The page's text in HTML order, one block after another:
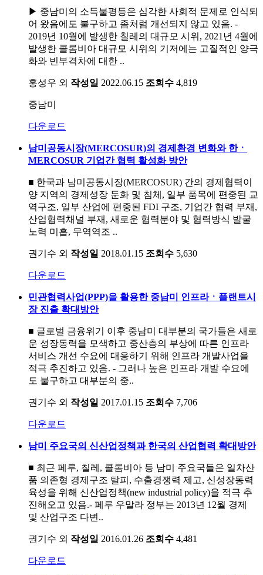
▶ 중남미의 소득불평등은 심각한 사회적 문제로 인식되
어 왔음에도 불구하고 좀처럼 개선되지 않고 있음. -
2019년 10월에 발생한 칠레의 대규모 시위, 2021년 4월에
발생한 콜롬비아 대규모 시위의 기저에는 고질적인 양극
화와 빈부격차에 대한 ..
홍성우 외 작성일 2022.06.15 조회수 4,819
중남미
다운로드
남미공동시장(MERCOSUR)의 경제환경 변화와 한ㆍ
MERCOSUR 기업간 협력 활성화 방안
■ 한국과 남미공동시장(MERCOSUR) 간의 경제협력이
양 지역의 경제성장 둔화 및 침체, 일부 품목에 편중된 교
역구조, 일부 산업에 편중된 FDI 구조, 기업간 협력 부재,
산업협력채널 부재, 새로운 협력분야 및 협력방식 발굴
노력 미흡, 무역역조 ..
권기수 외 작성일 2018.01.15 조회수 5,630
다운로드
민관협력사업(PPP)을 활용한 중남미 인프라ㆍ플랜트시
장 진출 확대방안
■ 글로벌 금융위기 이후 중남미 대부분의 국가들은 새로
운 성장동력을 모색하고 중산층의 부상에 따른 인프라
서비스 개선 수요에 대응하기 위해 인프라 개발사업을
적극 추진하고 있음. - 그러나 높은 인프라 개발 수요에
도 불구하고 대부분의 중..
권기수 외 작성일 2017.01.15 조회수 7,706
다운로드
남미 주요국의 신산업정책과 한국의 산업협력 확대방안
■ 최근 페루, 칠레, 콜롬비아 등 남미 주요국들은 일차산
품 의존형 경제구조 탈피, 수출경쟁력 제고, 신성장동력
육성을 위해 신산업정책(new industrial policy)을 적극 추
진해오고 있음.- 페루 우말라 정부는 2013년 12월 경제
및 산업구조 다변..
권기수 외 작성일 2016.01.26 조회수 4,481
다운로드